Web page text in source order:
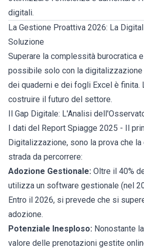
digitali.
La Gestione Proattiva 2026: La
Soluzione
Superare la complessità burocratica
possibile solo con la digitalizzazione
dei quaderni e dei fogli Excel è finita.
costruire il futuro del settore.
Il Gap Digitale: L'Analisi
I dati del
Report Spiagge 2025 - Il
Digitalizzazione, sono la prova che
strada da percorrere:
Adozione Gestionale: Oltre il 40%
utilizza un software gestionale (nel
Entro il 2026, si prevede che si
adozione.
Potenziale Inesploso: Nonostante
valore delle prenotazioni gestite